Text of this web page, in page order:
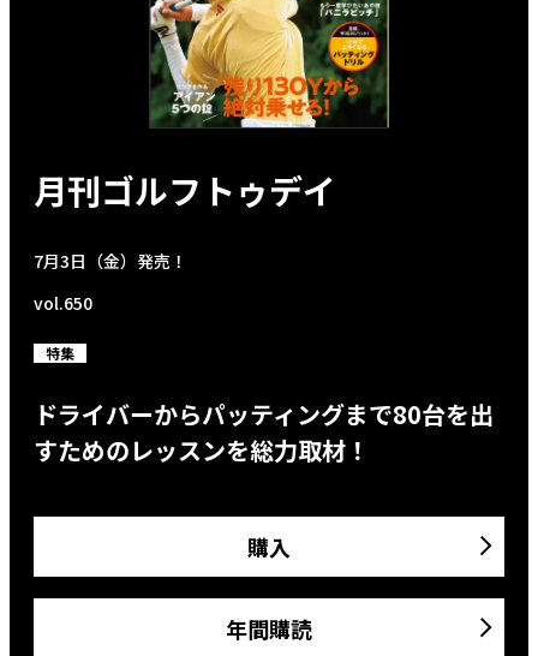
月刊ゴルフトゥデイ
7月3日（金）発売！
vol.650
特集
ドライバーからパッティングまで80台を出
すためのレッスンを総力取材！
購入
年間購読